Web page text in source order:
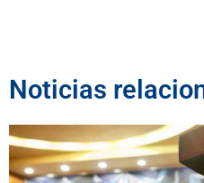
Noticias